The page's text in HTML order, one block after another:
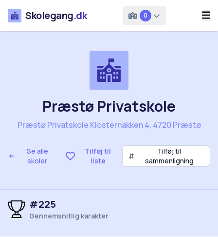
Skolegang.dk 0
Se alle
skoler
Tilføj til
liste
⇵
Tilføj til
sammenligning
Præstø Privatskole
Præstø Privatskole Klosternakken 4, 4720 Præstø
#225
Gennemsnitlig karakter